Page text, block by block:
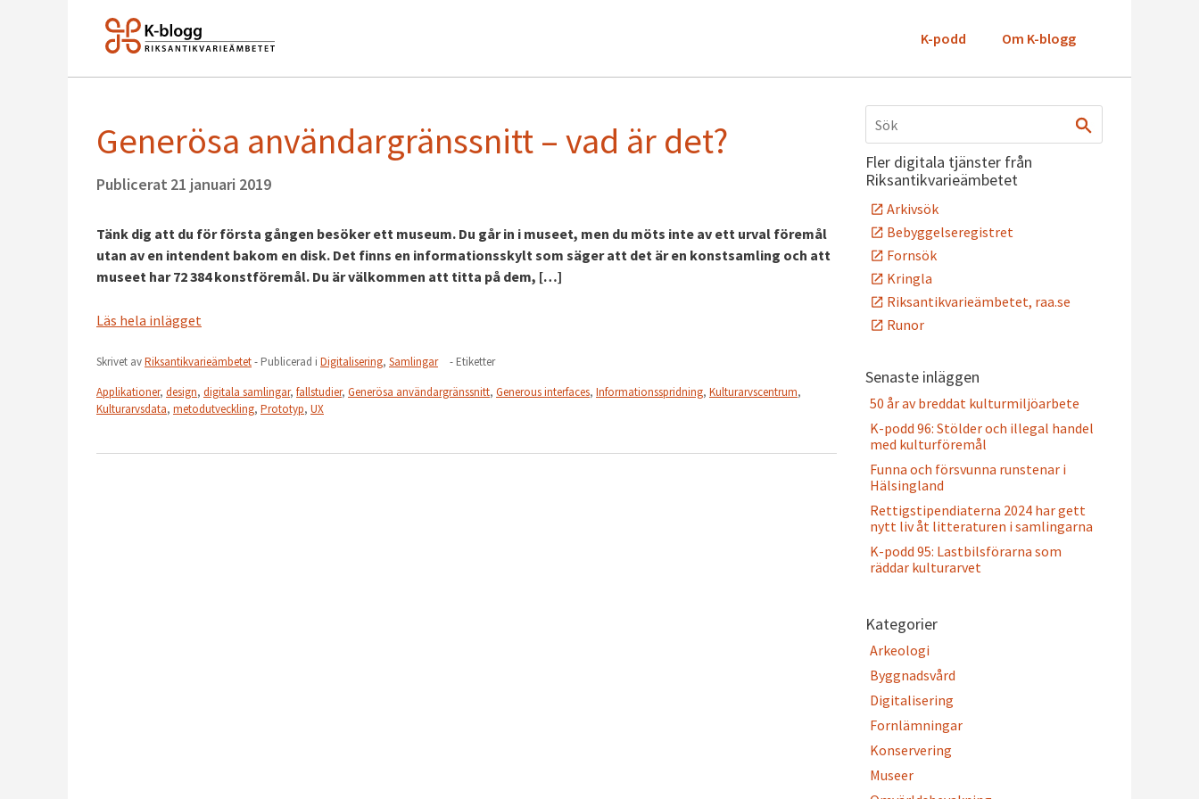
K-podd Om K-blogg
Generösa användargränssnitt – vad är det?
Publicerat 21 januari 2019
Tänk dig att du för första gången besöker ett museum. Du går in i museet, men du möts inte av ett urval föremål
utan av en intendent bakom en disk. Det finns en informationsskylt som säger att det är en konstsamling och att
museet har 72 384 konstföremål. Du är välkommen att titta på dem, […]
Läs hela inlägget
Skrivet avRiksantikvarieämbetet- Publicerad i Digitalisering, Samlingar
- Etiketter
Applikationer, design, digitala samlingar, fallstudier, Generösa användargränssnitt, Generous interfaces, Informationsspridning, Kulturarvscentrum,
Kulturarvsdata, metodutveckling, Prototyp, UX
Fler digitala tjänster från
Riksantikvarieämbetet
Arkivsök
Bebyggelseregistret
Fornsök
Kringla
Riksantikvarieämbetet, raa.se
Runor
Senaste inläggen
50 år av breddat kulturmiljöarbete
K-podd 96: Stölder och illegal handel
med kulturföremål
Funna och försvunna runstenar i
Hälsingland
Rettigstipendiaterna 2024 har gett
nytt liv åt litteraturen i samlingarna
K-podd 95: Lastbilsförarna som
räddar kulturarvet
Kategorier
Arkeologi
Byggnadsvård
Digitalisering
Fornlämningar
Konservering
Museer